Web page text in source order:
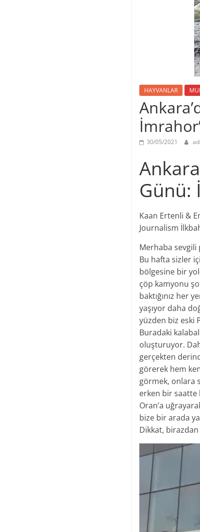
HAYVANLAR
30/05/2021
Günü:
Kaan Ertenli &
Journalism
Merhaba sevgili
Bu hafta sizler
bölgesine bir
çöp kamyonu
baktığınız her
yaşıyor daha
yüzden biz eski
Buradaki
oluşturuyor.
gerçekten
görerek hem
görmek, onlara
erken bir saatte
Oran’a
bize bir arada
Dikkat,